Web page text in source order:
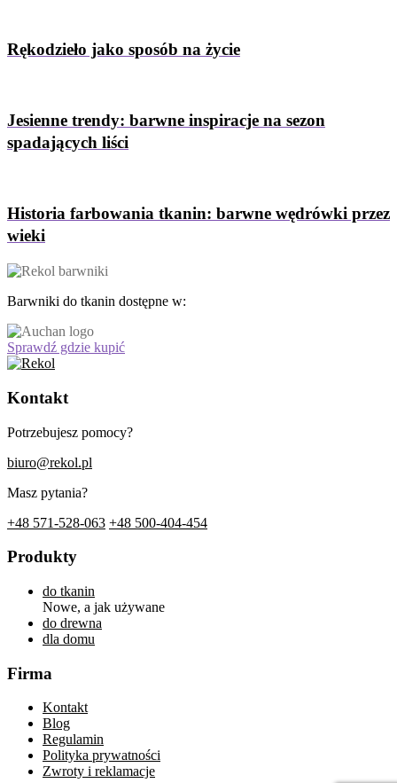
Rękodzieło jako sposób na życie
Jesienne trendy: barwne inspiracje na sezon
spadających liści
Historia farbowania tkanin: barwne wędrówki przez
wieki
Barwniki do tkanin dostępne w:
Sprawdź gdzie kupić
Kontakt
Potrzebujesz pomocy?
biuro@rekol.pl
Masz pytania?
+48 571-528-063 +48 500-404-454
Produkty
do tkanin
Nowe, a jak używane
do drewna
dla domu
Firma
Kontakt
Blog
Regulamin
Polityka prywatności
Zwroty i reklamacje